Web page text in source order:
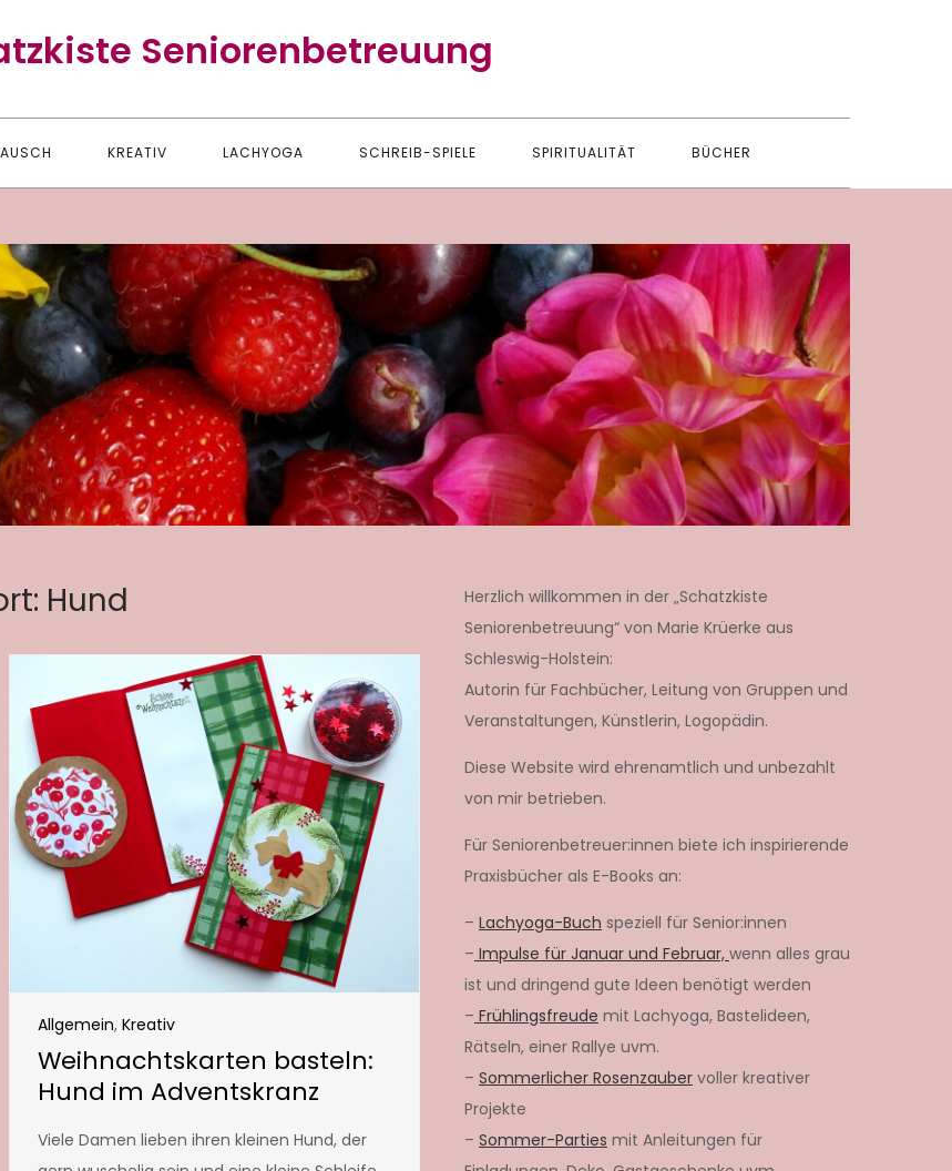
Seniorenbetreuung
KREATIV LACHYOGA SCHREIB-SPIELE SPIRITUALITÄT BÜCHER
Hund
Allgemein, Kreativ
Weihnachtskarten basteln:
Hund im Adventskranz
Viele Damen lieben ihren kleinen Hund, der
Herzlich willkommen in der „Schatzkiste
Seniorenbetreuung“ von Marie Krüerke aus
Schleswig-Holstein:
Autorin für Fachbücher, Leitung von Gruppen und
Veranstaltungen, Künstlerin, Logopädin.
Diese Website wird ehrenamtlich und unbezahlt
von mir betrieben.
Für Seniorenbetreuer:innen biete ich inspirierende
Praxisbücher als E-Books an:
– Lachyoga-Buch speziell für Senior:innen
– Impulse für Januar und Februar, wenn alles grau
ist und dringend gute Ideen benötigt werden
– Frühlingsfreude mit Lachyoga, Bastelideen,
Rätseln, einer Rallye uvm.
– Sommerlicher Rosenzauber voller kreativer
Projekte
– Sommer-Parties mit Anleitungen für